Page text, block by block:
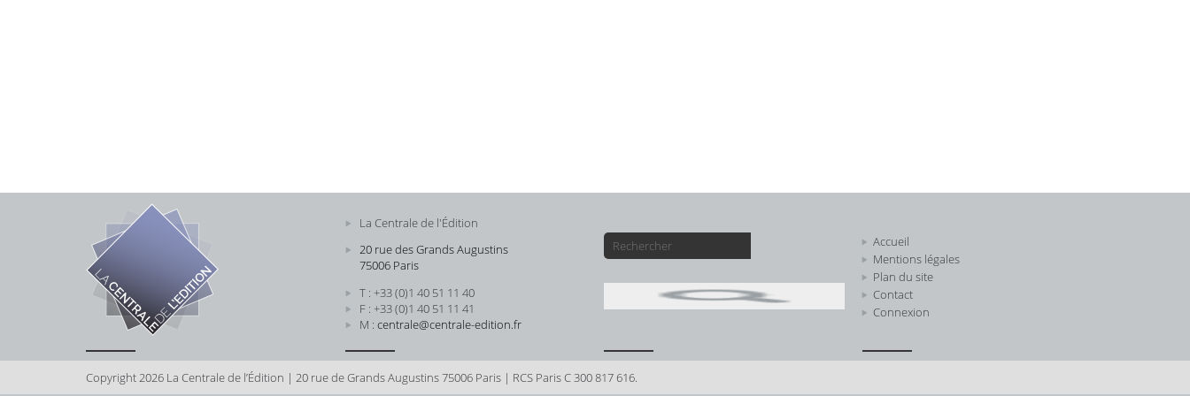
La Centrale de l'Édition
20 rue des Grands Augustins
75006 Paris
T : +33 (0)1 40 51 11 40
F : +33 (0)1 40 51 11 41
M : centrale@centrale-edition.fr
Accueil
Mentions légales
Plan du site
Contact
Connexion
Copyright 2026 La Centrale de l’Édition | 20 rue de Grands Augustins 75006 Paris | RCS Paris C 300 817 616.